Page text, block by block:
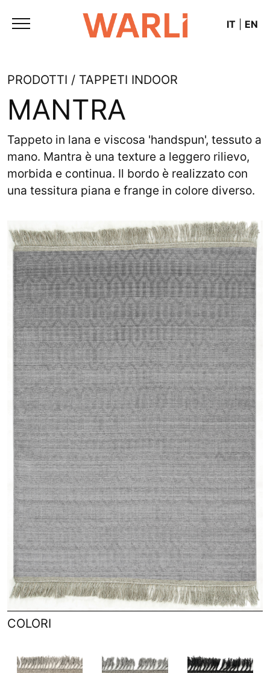
IT EN
PRODOTTI / TAPPETI INDOOR
MANTRA
Tappeto in lana e viscosa 'handspun', tessuto a
mano. Mantra è una texture a leggero rilievo,
morbida e continua. Il bordo è realizzato con
una tessitura piana e frange in colore diverso.
COLORI